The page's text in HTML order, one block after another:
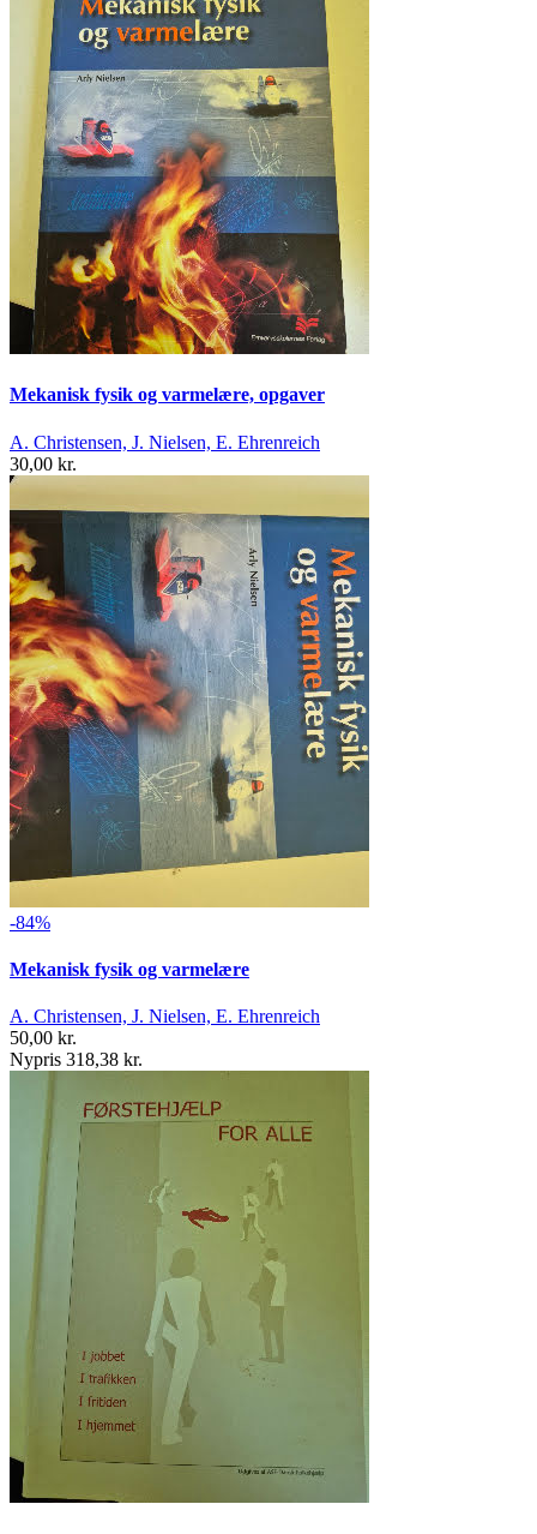
Mekanisk fysik og varmelære, opgaver
A. Christensen, J. Nielsen, E. Ehrenreich
30,00 kr.
-84%
Mekanisk fysik og varmelære
A. Christensen, J. Nielsen, E. Ehrenreich
50,00 kr.
Nypris 318,38 kr.